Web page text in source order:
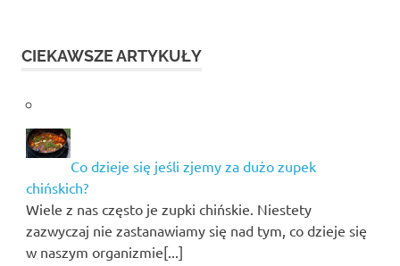
CIEKAWSZE ARTYKUŁY
Co dzieje się jeśli zjemy za dużo zupek
chińskich?
Wiele z nas często je zupki chińskie. Niestety
zazwyczaj nie zastanawiamy się nad tym, co dzieje się
w naszym organizmie[...]